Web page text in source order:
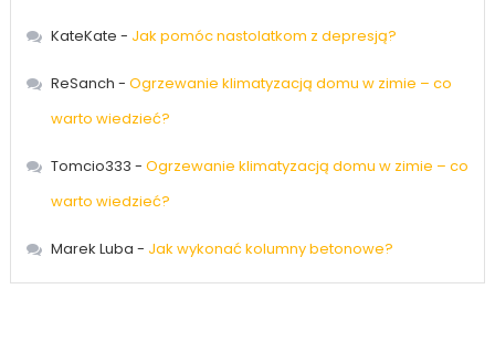
KateKate - Jak pomóc nastolatkom z depresją?
ReSanch - Ogrzewanie klimatyzacją domu w zimie – co
warto wiedzieć?
Tomcio333 - Ogrzewanie klimatyzacją domu w zimie – co
warto wiedzieć?
Marek Luba - Jak wykonać kolumny betonowe?